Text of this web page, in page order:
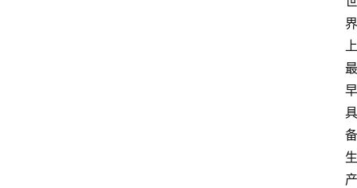
界
上
最
早
具
备
生
产